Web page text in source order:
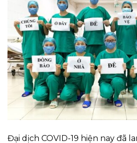
Đại dịch COVID-19 hiện nay đã